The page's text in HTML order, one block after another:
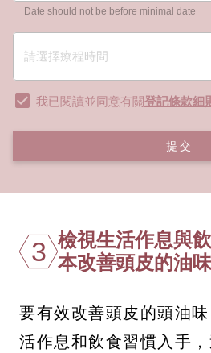
Date should not be before minimal date
我已閱讀並同意有關登記條款細
提交
3 檢視生活作息與
本改善頭皮的油味
要有效改善頭皮的頭油
活作息和飲食習慣入手